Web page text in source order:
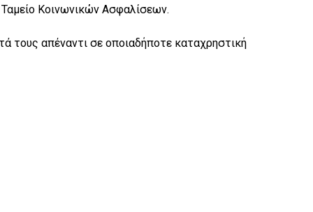
Κοινωνικών Ασφαλίσεων.
τους απέναντι σε οποιαδήποτε καταχρηστική